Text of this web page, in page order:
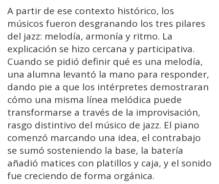
A partir de ese contexto histórico, los
músicos fueron desgranando los tres pilares
del jazz: melodía, armonía y ritmo. La
explicación se hizo cercana y participativa.
Cuando se pidió definir qué es una melodía,
una alumna levantó la mano para responder,
dando pie a que los intérpretes demostraran
cómo una misma línea melódica puede
transformarse a través de la improvisación,
rasgo distintivo del músico de jazz. El piano
comenzó marcando una idea, el contrabajo
se sumó sosteniendo la base, la batería
añadió matices con platillos y caja, y el sonido
fue creciendo de forma orgánica.